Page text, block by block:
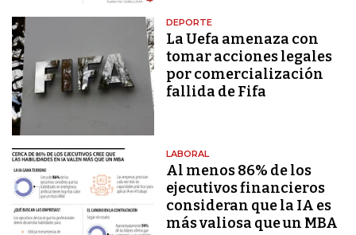
DEPORTE
La Uefa amenaza con
tomar acciones legales
por comercialización
fallida de Fifa
LABORAL
Al menos 86% de los
ejecutivos financieros
consideran que la IA es
más valiosa que un MBA